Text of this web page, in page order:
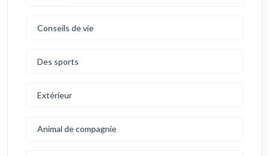
Conseils de vie
Des sports
Extérieur
Animal de compagnie